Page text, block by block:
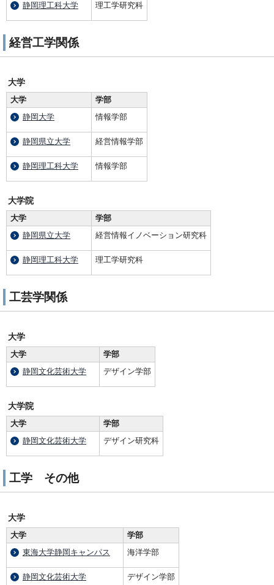
静岡理工科大学
理工学研究科
経営工学関係
大学
大学
学部
静岡大学
情報学部
静岡県立大学 経営情報学部
静岡理工科大学 情報学部
大学院
大学
学部
静岡県立大学
経営情報イノベーション研究科
静岡理工科大学 理工学研究科
工芸学関係
大学
大学
学部
静岡文化芸術大学
デザイン学部
大学院
大学
学部
静岡文化芸術大学
デザイン研究科
工学 その他
大学
大学
学部
東海大学静岡キャンパス
海洋学部
静岡文化芸術大学 デザイン学部